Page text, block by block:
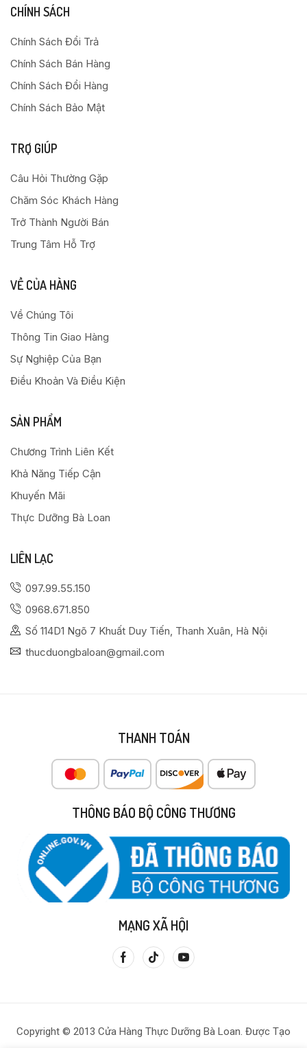
CHÍNH SÁCH
Chính Sách Đổi Trả
Chính Sách Bán Hàng
Chính Sách Đổi Hàng
Chính Sách Bảo Mật
TRỢ GIÚP
Câu Hỏi Thường Gặp
Chăm Sóc Khách Hàng
Trở Thành Người Bán
Trung Tâm Hỗ Trợ
VỀ CỦA HÀNG
Về Chúng Tôi
Thông Tin Giao Hàng
Sự Nghiệp Của Bạn
Điều Khoản Và Điều Kiện
SẢN PHẨM
Chương Trình Liên Kết
Khả Năng Tiếp Cận
Khuyến Mãi
Thực Dưỡng Bà Loan
LIÊN LẠC
097.99.55.150
0968.671.850
Số 114D1 Ngõ 7 Khuất Duy Tiến, Thanh Xuân, Hà Nội
thucduongbaloan@gmail.com
THANH TOÁN
THÔNG BÁO BỘ CÔNG THƯƠNG
MẠNG XÃ HỘI
Copyright © 2013 Cửa Hàng Thực Dưỡng Bà Loan. Được Tạo